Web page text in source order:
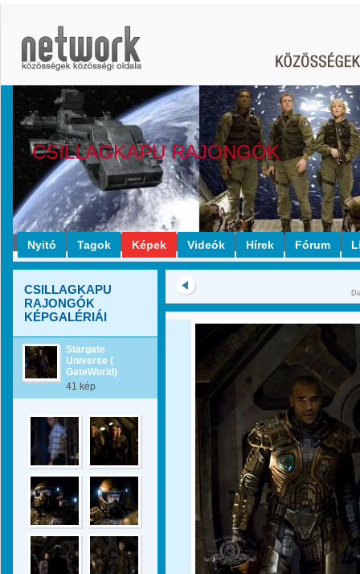
CSILLAGKAPU RAJONGÓK
Nyitó Tagok Képek Videók Hírek Fórum
CSILLAGKAPU
RAJONGÓK
KÉPGALÉRIÁI
Stargate
Universe (
GateWorld)
41 kép